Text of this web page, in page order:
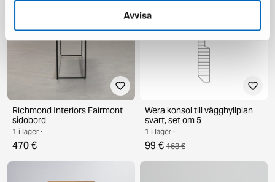
Avvisa
Richmond Interiors Fairmont
sidobord
1 i lager ·
470 €
Wera konsol till vägghyllplan
svart, set om 5
1 i lager ·
99 € 168 €